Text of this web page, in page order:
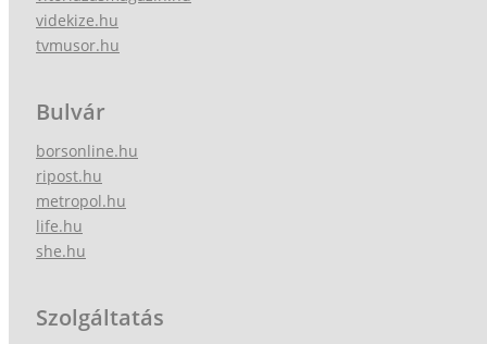
videkize.hu
tvmusor.hu
Bulvár
borsonline.hu
ripost.hu
metropol.hu
life.hu
she.hu
Szolgáltatás